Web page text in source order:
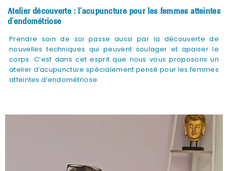
Atelier découverte : l’acupuncture pour les femmes atteintes
d’endométriose
Prendre soin de soi passe aussi par la découverte de
nouvelles techniques qui peuvent soulager et apaiser le
corps. C’est dans cet esprit que nous vous proposons un
atelier d’acupuncture spécialement pensé pour les femmes
atteintes d’endométriose.